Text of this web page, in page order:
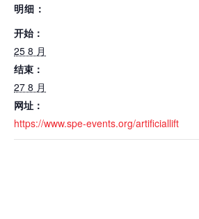
明细：
开始：
25 8 月
结束：
27 8 月
网址：
https://www.spe-events.org/artificiallift